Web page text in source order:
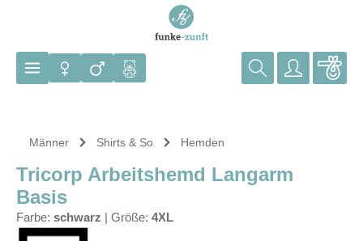
Männer Shirts & So Hemden
Tricorp Arbeitshemd Langarm
Basis
Farbe: schwarz Größe: 4XL